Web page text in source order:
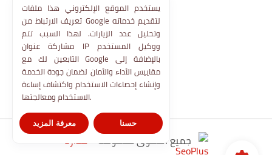
جميع الحقوق محفوظة © مدارنا
يستخدم الموقع الإلكتروني هذا ملفات
تعريف الارتباط من Google لتقديم خدماته
وتحليل عدد الزيارات. لهذا السبب تتم
مشاركة عنوان IP ووكيل المستخدم
التابعين لك مع Google بالإضافة إلى
مقاييس الأداء والأمان لضمان جودة الخدمة
وإنشاء إحصاءات الاستخدام واكتشاف إساءة
الاستخدام ومعالجتها.
معرفة المزيد حسنا